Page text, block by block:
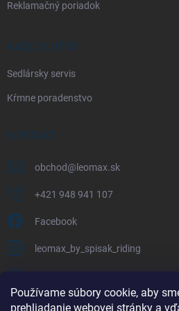
Používame súbory cookie, aby
prehliadanie webovej stránky a
Reklamačný poriadok
NAŠE SLUŽBY
Sedlársky servis
Kŕmne poradenstvo
KONTAKT
obchod@ leomax.sk
+421 948 941 107
Facebook
leomax_by_spisak_riding